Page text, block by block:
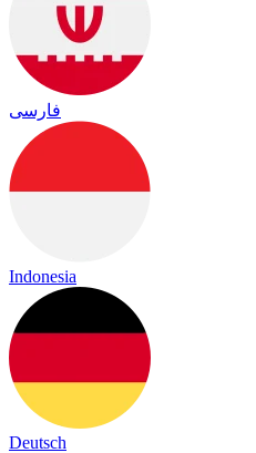
فارسی
Indonesia
Deutsch